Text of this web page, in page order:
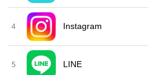
4 Instagram
5 LINE